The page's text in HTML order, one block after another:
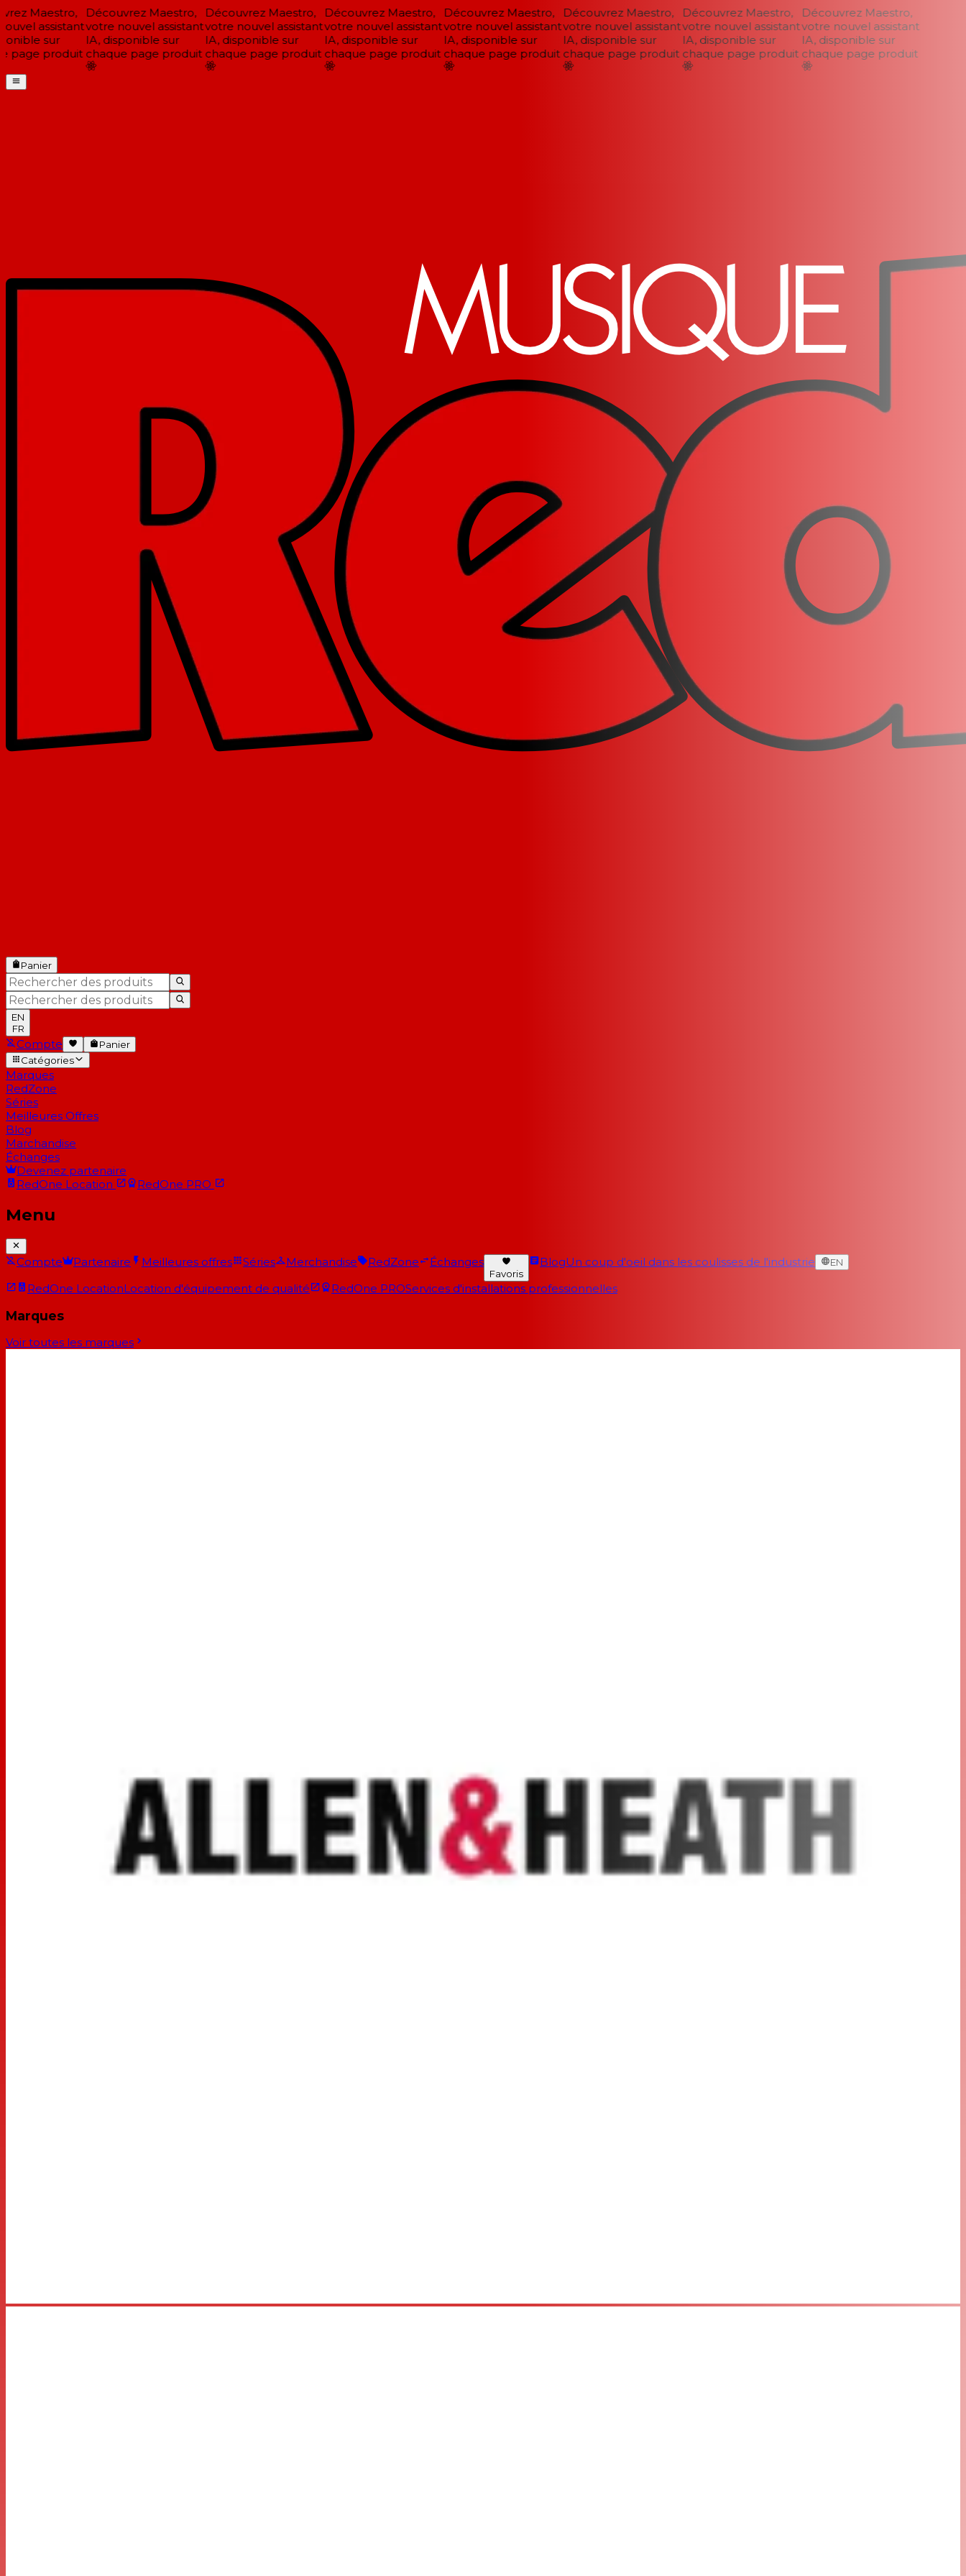
Maestro,
assistant
sur
page produit
Découvrez Maestro,
votre nouvel assistant
IA, disponible sur
chaque page produit
Découvrez Maestro,
votre nouvel assistant
IA, disponible sur
chaque page produit
Découvrez Maestro,
votre nouvel assistant
IA, disponible sur
chaque page produit
Découvrez Maestro,
votre nouvel assistant
IA, disponible sur
chaque page produit
Découvrez Maestro,
votre nouvel assistant
IA, disponible sur
chaque page produit
Découvrez Maestro,
votre nouvel assistant
IA, disponible sur
chaque page produit
Découvrez Maestro,
votre nouvel assistant
IA, disponible sur
chaque page produit
Panier
EN
FR
Compte
Panier
Catégories
Marques
RedZone
Séries
Meilleures Offres
Blog
Marchandise
Échanges
Devenez partenaire
RedOne Location RedOne PRO
Menu
Compte Partenaire Meilleures offres Séries Merchandise RedZone Échanges
Favoris
BlogUn coup d'oeil dans les coulisses de l'industrie EN
RedOne LocationLocation d'équipement de qualité RedOne PROServices d'installations professionnelles
Marques
Voir toutes les marques